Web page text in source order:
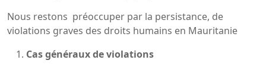
Nous restons préoccuper par la persistance, de
violations graves des droits humains en Mauritanie
Cas généraux de violations